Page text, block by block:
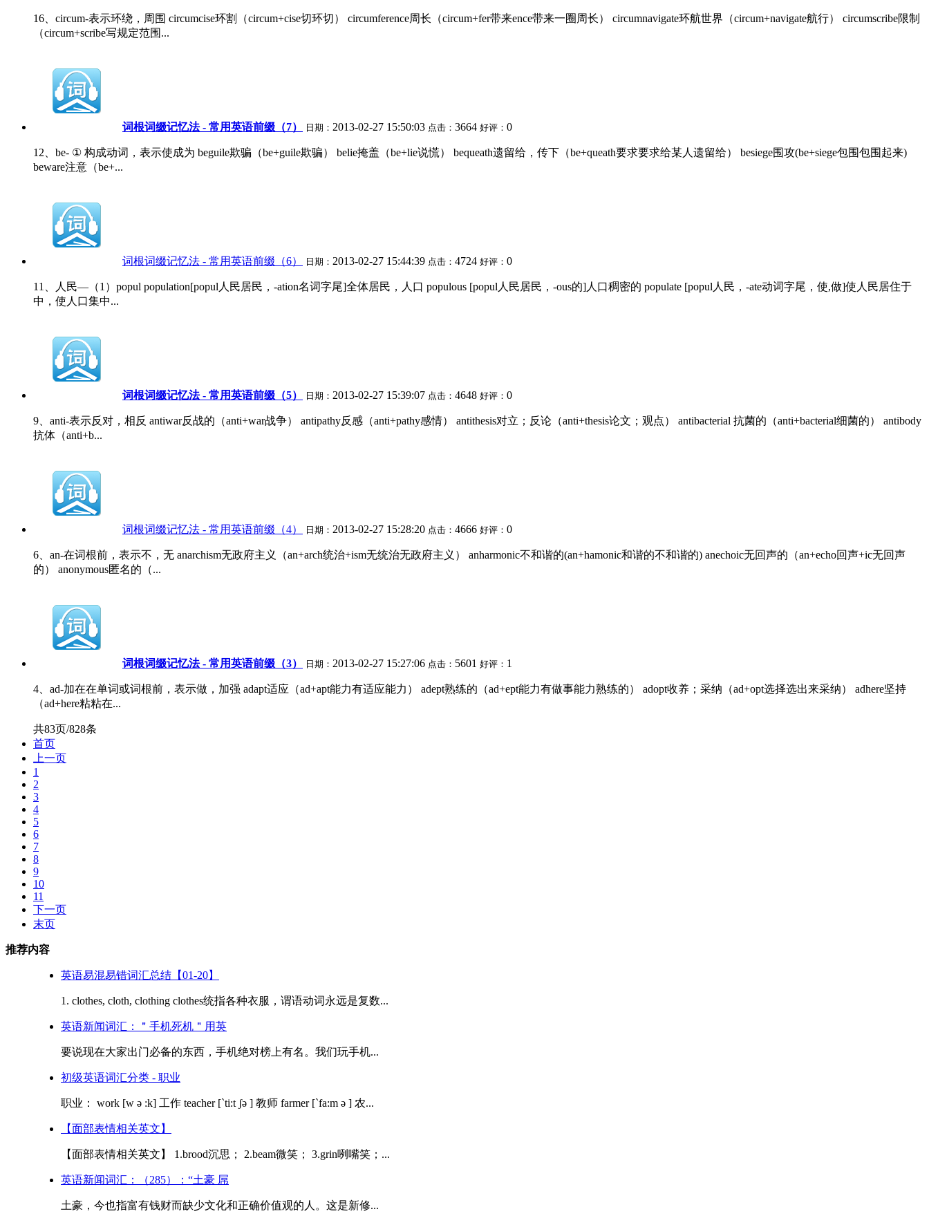
16、circum-表示环绕，周围 circumcise环割（circum+cise切环切） circumference周长（circum+fer带来ence带来一圈周长） circumnavigate环航世界（circum+navigate航行） circumscribe限制
（circum+scribe写规定范围...
词根词缀记忆法 - 常用英语前缀（7） 日期： 2013-02-27 15:50:03 点击： 3664 好评： 0
12、be- ① 构成动词，表示使成为 beguile欺骗（be+guile欺骗） belie掩盖（be+lie说慌） bequeath遗留给，传下（be+queath要求要求给某人遗留给） besiege围攻(be+siege包围包围起来)
beware注意（be+...
词根词缀记忆法 - 常用英语前缀（6） 日期： 2013-02-27 15:44:39 点击： 4724 好评： 0
11、人民―（1）popul population[popul人民居民，-ation名词字尾]全体居民，人口 populous [popul人民居民，-ous的]人口稠密的 populate [popul人民，-ate动词字尾，使,做]使人民居住于
中，使人口集中...
词根词缀记忆法 - 常用英语前缀（5） 日期： 2013-02-27 15:39:07 点击： 4648 好评： 0
9、anti-表示反对，相反 antiwar反战的（anti+war战争） antipathy反感（anti+pathy感情） antithesis对立；反论（anti+thesis论文；观点） antibacterial 抗菌的（anti+bacterial细菌的） antibody
抗体（anti+b...
词根词缀记忆法 - 常用英语前缀（4） 日期： 2013-02-27 15:28:20 点击： 4666 好评： 0
6、an-在词根前，表示不，无 anarchism无政府主义（an+arch统治+ism无统治无政府主义） anharmonic不和谐的(an+hamonic和谐的不和谐的) anechoic无回声的（an+echo回声+ic无回声
的） anonymous匿名的（...
词根词缀记忆法 - 常用英语前缀（3） 日期： 2013-02-27 15:27:06 点击： 5601 好评： 1
4、ad-加在在单词或词根前，表示做，加强 adapt适应（ad+apt能力有适应能力） adept熟练的（ad+ept能力有做事能力熟练的） adopt收养；采纳（ad+opt选择选出来采纳） adhere坚持
（ad+here粘粘在...
共83页/828条
首页
上一页
1
2
3
4
5
6
7
8
9
10
11
下一页
末页
推荐内容
英语易混易错词汇总结【01-20】
1. clothes, cloth, clothing clothes统指各种衣服，谓语动词永远是复数...
英语新闻词汇：＂手机死机＂用英
要说现在大家出门必备的东西，手机绝对榜上有名。我们玩手机...
初级英语词汇分类 - 职业
职业： work [w ə :k] 工作 teacher [`ti:t ʃə ] 教师 farmer [`fa:m ə ] 农...
【面部表情相关英文】
【面部表情相关英文】 1.brood沉思； 2.beam微笑； 3.grin咧嘴笑；...
英语新闻词汇：（285）：“土豪 屌
土豪，今也指富有钱财而缺少文化和正确价值观的人。这是新修...